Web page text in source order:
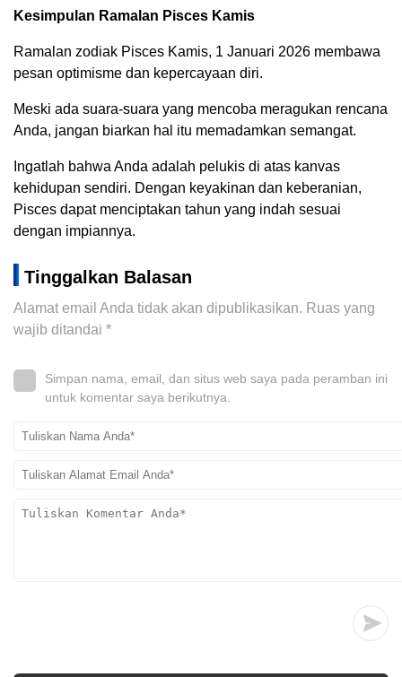
Kesimpulan Ramalan Pisces Kamis
Ramalan zodiak Pisces Kamis, 1 Januari 2026 membawa
pesan optimisme dan kepercayaan diri.
Meski ada suara-suara yang mencoba meragukan rencana
Anda, jangan biarkan hal itu memadamkan semangat.
Ingatlah bahwa Anda adalah pelukis di atas kanvas
kehidupan sendiri. Dengan keyakinan dan keberanian,
Pisces dapat menciptakan tahun yang indah sesuai
dengan impiannya.
Tinggalkan Balasan
Alamat email Anda tidak akan dipublikasikan. Ruas yang
wajib ditandai *
Simpan nama, email, dan situs web saya pada peramban ini
untuk komentar saya berikutnya.